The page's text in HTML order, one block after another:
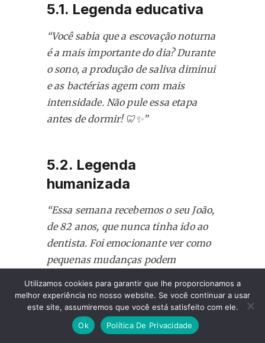
5.1. Legenda educativa
“Você sabia que a escovação noturna
é a mais importante do dia? Durante
o sono, a produção de saliva diminui
e as bactérias agem com mais
intensidade. Não pule essa etapa
antes de dormir! 🦷✨”
5.2. Legenda
humanizada
“Essa semana recebemos o seu João,
de 82 anos, que nunca tinha ido ao
dentista. Foi emocionante ver como
pequenas mudanças podem
alguém. Gratidão pela confiança, seu
João!”
Utilizamos cookies para garantir que lhe proporcionamos a
melhor experiência no nosso website. Se você continuar a usar
este site, assumiremos que você está satisfeito com ele.
Ok
Política De Privacidade